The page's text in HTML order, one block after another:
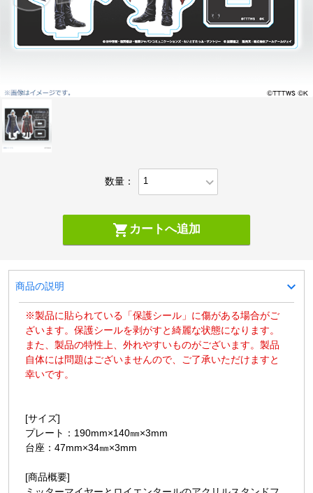
数量： expand_more
shopping_cart カートへ追加
商品の説明 expand_more
※製品に貼られている「保護シール」に傷がある場合がご
ざいます。保護シールを剥がすと綺麗な状態になります。
また、製品の特性上、外れやすいものがございます。製品
自体には問題はございませんので、ご了承いただけますと
幸いです。
[サイズ]
プレート：190mm×140㎜×3mm
台座：47mm×34㎜×3mm
[商品概要]